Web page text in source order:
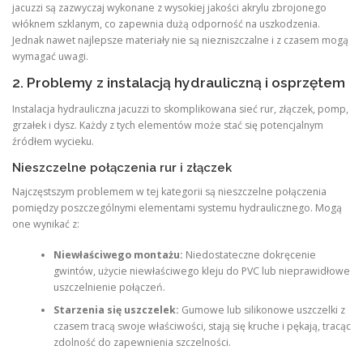
jacuzzi są zazwyczaj wykonane z wysokiej jakości akrylu zbrojonego
włóknem szklanym, co zapewnia dużą odporność na uszkodzenia.
Jednak nawet najlepsze materiały nie są niezniszczalne i z czasem mogą
wymagać uwagi.
2. Problemy z instalacją hydrauliczną i osprzętem
Instalacja hydrauliczna jacuzzi to skomplikowana sieć rur, złączek, pomp,
grzałek i dysz. Każdy z tych elementów może stać się potencjalnym
źródłem wycieku.
Nieszczelne połączenia rur i złączek
Najczęstszym problemem w tej kategorii są nieszczelne połączenia
pomiędzy poszczególnymi elementami systemu hydraulicznego. Mogą
one wynikać z:
Niewłaściwego montażu: Niedostateczne dokręcenie
gwintów, użycie niewłaściwego kleju do PVC lub nieprawidłowe
uszczelnienie połączeń.
Starzenia się uszczelek: Gumowe lub silikonowe uszczelki z
czasem tracą swoje właściwości, stają się kruche i pękają, tracąc
zdolność do zapewnienia szczelności.